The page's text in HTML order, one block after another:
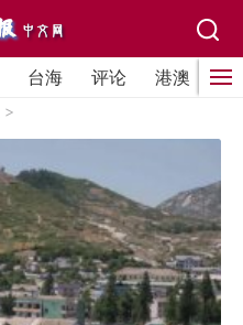
台海 评论 港澳 国
>